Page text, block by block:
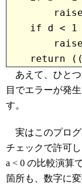
raise
if d < 1
raise
return
あえて、ひとつ
目でエラーが発
す。
実はこのプログ
チェックで許可
a < 0 の比較演算
箇所も、数字に